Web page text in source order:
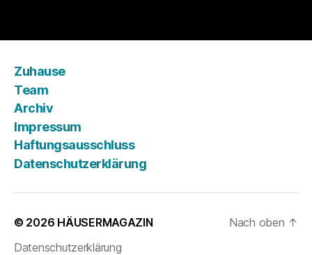
Zuhause
Team
Archiv
Impressum
Haftungsausschluss
Datenschutzerklärung
© 2026 HÄUSERMAGAZIN
Datenschutzerklärung
Nach oben ↑